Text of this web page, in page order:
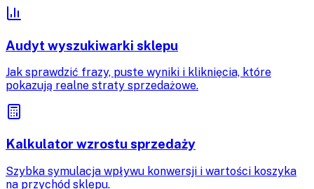
Audyt wyszukiwarki sklepu
Jak sprawdzić frazy, puste wyniki i kliknięcia, które
pokazują realne straty sprzedażowe.
Kalkulator wzrostu sprzedaży
Szybka symulacja wpływu konwersji i wartości koszyka
na przychód sklepu.